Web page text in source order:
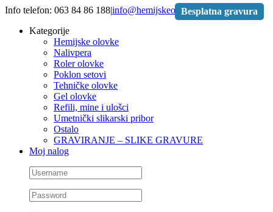
Skip
content
Info telefon: 063 84 86 188|info@hemijskeolovke.rs
Kategorije
Hemijske olovke
Nalivpera
Roler olovke
Poklon setovi
Tehničke olovke
Gel olovke
Refili, mine i ulošci
Umetnički slikarski pribor
Ostalo
GRAVIRANJE – SLIKE GRAVURE
Moj nalog
Besplatna gravura